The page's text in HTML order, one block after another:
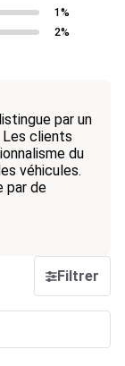
1%
2%
par un
Les clients
du
véhicules.
par de
Filtrer